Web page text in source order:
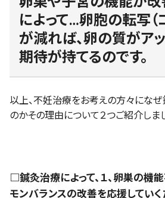
によって…卵胞の転写（
が減れば、卵の質がア
期待が持てるのです。
以上、不妊治療をお考えの方々にな
のかその理由について２つご紹介しま
□鍼灸治療によって、１、卵巣の機
モンバランスの改善を応援してい